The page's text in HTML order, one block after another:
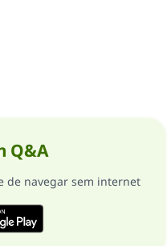
Q&A
de navegar sem internet